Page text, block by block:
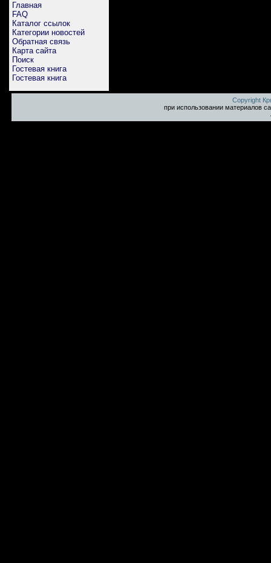
Главная
FAQ
Каталог ссылок
Категории новостей
Обратная связь
Карта сайта
Поиск
Гостевая книга
Гостевая книга
Copyright
при использовании материалов